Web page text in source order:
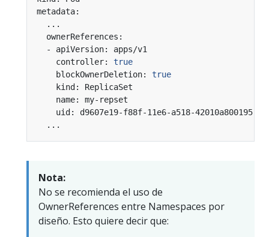
    controller:
true
    blockOwnerDeletion:
true
Nota:
No se recomienda el uso de
OwnerReferences entre Namespaces por
diseño. Esto quiere decir que: